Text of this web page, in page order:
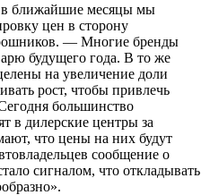
в ближайшие месяцы мы
цен в сторону
— Многие бренды
будущего года. В то же
на увеличение доли
рост, чтобы привлечь
большинство
в дилерские центры за
что цены на них будут
сообщение о
сигналом, что откладывать